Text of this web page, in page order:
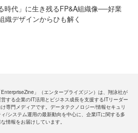
時代」に生き残るFP&A組織像──好業
織デザインからひも解く
EnterpriseZine」（エンタープライズジン）は、翔泳社が
する企業のIT活用とビジネス成長を支援するITリーダー
専門メディアです。データテクノロジー/情報セキュリ
ィ/システム運用の最新動向を中心に、企業ITに関する多
情報をお届けしています。